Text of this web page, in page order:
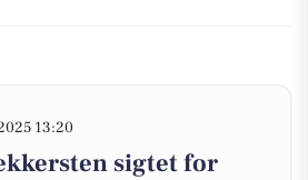
13:20
sigtet for